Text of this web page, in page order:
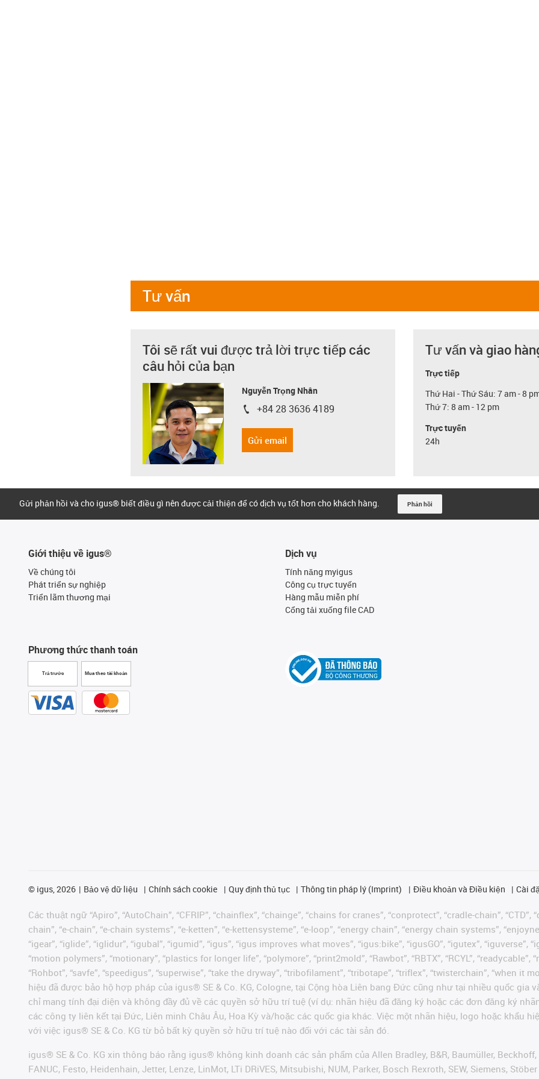
Tư vấn
Tôi sẽ rất vui được trả lời trực tiếp các
câu hỏi của bạn
Nguyễn Trọng Nhân
igus-icon-phone
+84 28 3636 4189
Gửi email
Tư vấn và giao
Trực tiếp
Thứ Hai - Thứ Sáu: 7 am - 8
Thứ 7: 8 am - 12 pm
Trực tuyến
24h
Gửi phản hồi và cho igus® biết điều gì nên được cải thiện để có dịch vụ tốt hơn cho khách hàng. Phản hồi
Giới thiệu về igus®
Về chúng tôi
Phát triển sự nghiệp
Triển lãm thương mại
Phương thức thanh toán
Trả trước Mua theo tài khoản
Dịch vụ
Tính năng myigus
Công cụ trực tuyến
Hàng mẫu miễn phí
Cổng tải xuống file CAD
© igus, 2026 Bảo vệ dữ liệu Chính sách cookie Quy định thủ tục Thông tin pháp lý (Imprint) Điều khoản và Điều kiện Cài
Các thuật ngữ “Apiro”, “AutoChain”, “CFRIP”, “chainflex”, “chainge”, “chains for cranes”, “conprotect”, “cradle-chain”, “CTD”,
chain”, “e-chain”, “e-chain systems”, “e-ketten”, “e-kettensysteme”, “e-loop”, “energy chain”, “energy chain systems”,
“igear”, “iglide”, “iglidur”, “igubal”, “igumid”, “igus”, “igus improves what moves”, “igus:bike”, “igusGO”, “igutex”, “iguverse”,
“motion polymers”, “motionary”, “plastics for longer life”, “polymore”, “print2mold”, “Rawbot”, “RBTX”, “RCYL”, “readycable”,
“Rohbot”, “savfe”, “speedigus”, “superwise”, “take the dryway”, “tribofilament”, “tribotape”, “triflex”, “twisterchain”, “when it
hiệu đã được bảo hộ hợp pháp của igus® SE & Co. KG, Cologne, tại Cộng hòa Liên bang Đức cũng như tại nhiều quốc gia
chỉ mang tính đại diện và không đầy đủ về các quyền sở hữu trí tuệ (ví dụ: nhãn hiệu đã đăng ký hoặc các đơn đăng ký
các công ty liên kết tại Đức, Liên minh Châu Âu, Hoa Kỳ và/hoặc các quốc gia khác. Việc một nhãn hiệu, logo hoặc khẩu
với việc igus® SE & Co. KG từ bỏ bất kỳ quyền sở hữu trí tuệ nào đối với các tài sản đó.
igus® SE & Co. KG xin thông báo rằng igus® không kinh doanh các sản phẩm của Allen Bradley, B&R, Baumüller, Beckhoff,
FANUC, Festo, Heidenhain, Jetter, Lenze, LinMot, LTi DRiVES, Mitsubishi, NUM, Parker, Bosch Rexroth, SEW, Siemens,